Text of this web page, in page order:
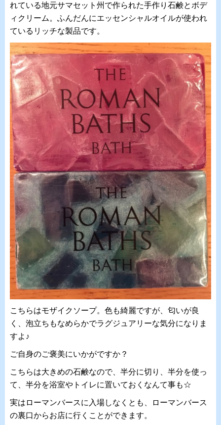
れている地元サマセット州で作られた手作り石鹸とボデ
ィクリーム。ふんだんにエッセンシャルオイルが使われ
ているリッチな製品です。
こちらはモザイクソープ。色も綺麗ですが、匂いが良
く、泡立ちもなめらかでラグジュアリーな気分になりま
すよ♪
ご自身のご褒美にいかがですか？
こちらは大きめの石鹸なので、半分に切り、半分を使っ
て、半分を浴室やトイレに置いておくなんて事も☆
実はローマンバースに入場しなくとも、ローマンバース
の裏口からお店に行くことができます。